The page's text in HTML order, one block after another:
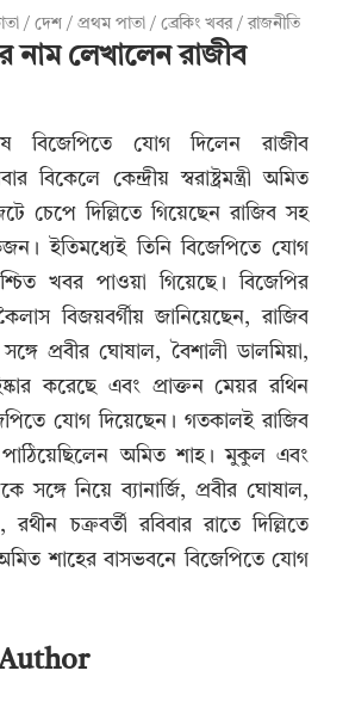
/ দেশ / প্রথম পাতা / ব্রেকিং খবর/রাজনীতি
নাম লেখালেন রাজীব
বিজেপিতে যোগ দিলেন রাজীব
বিকেলে কেন্দ্রীয় স্বরাষ্ট্রমন্ত্রী অমিত
চেপে দিল্লিতে গিয়েছেন রাজিব সহ
ইতিমধ্যেই তিনি বিজেপিতে যোগ
খবর পাওয়া গিয়েছে। বিজেপির
বিজয়বর্গীয় জানিয়েছেন, রাজিব
সঙ্গে প্রবীর ঘোষাল, বৈশালী ডালমিয়া,
করেছে এবং প্রাক্তন মেয়র রথিন
যোগ দিয়েছেন। গতকালই রাজিব
পাঠিয়েছিলেন অমিত শাহ। মুকুল এবং
সঙ্গে নিয়ে ব্যানার্জি, প্রবীর ঘোষাল,
রথীন চক্রবর্তী রবিবার রাতে দিল্লিতে
শাহের বাসভবনে বিজেপিতে যোগ